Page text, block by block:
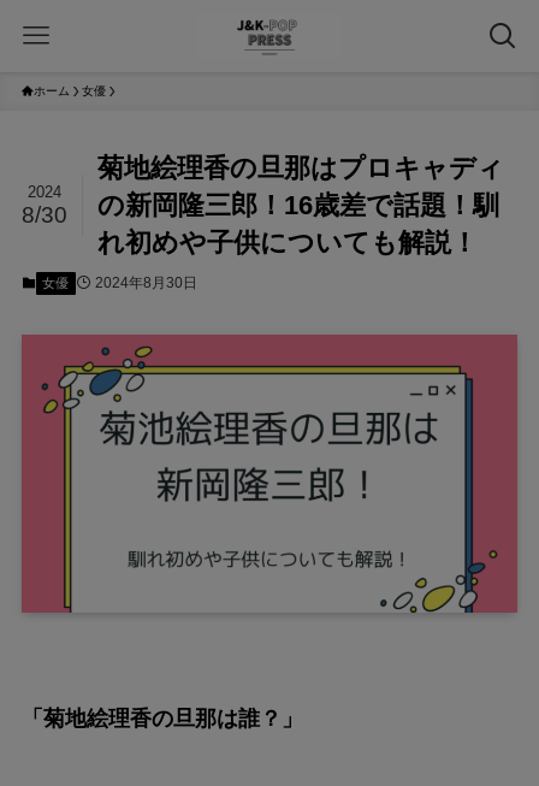
ホーム 女優
菊地絵理香の旦那はプロキャディ
の新岡隆三郎！16歳差で話題！馴
れ初めや子供についても解説！
2024
8/30
女優 2024年8月30日
「菊地絵理香の旦那は誰？」